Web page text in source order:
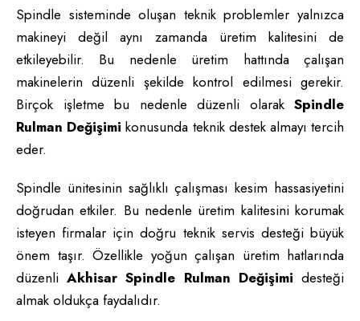
Spindle sisteminde oluşan teknik problemler yalnızca
makineyi değil aynı zamanda üretim kalitesini de
etkileyebilir. Bu nedenle üretim hattında çalışan
makinelerin düzenli şekilde kontrol edilmesi gerekir.
Birçok işletme bu nedenle düzenli olarak Spindle
Rulman Değişimi konusunda teknik destek almayı tercih
eder.
Spindle ünitesinin sağlıklı çalışması kesim hassasiyetini
doğrudan etkiler. Bu nedenle üretim kalitesini korumak
isteyen firmalar için doğru teknik servis desteği büyük
önem taşır. Özellikle yoğun çalışan üretim hatlarında
düzenliAkhisar Spindle Rulman Değişimi desteği
almak oldukça faydalıdır.